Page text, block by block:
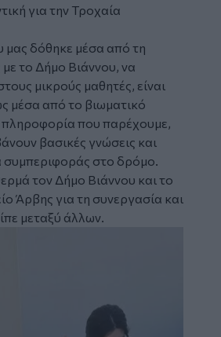
για την Τροχαία
μας δόθηκε μέσα από τη
το Δήμο Βιάννου, να
μικρούς μαθητές, είναι
μέσα από το βιωματικό
πληροφορία που παρέχουμε,
βασικές γνώσεις και
στο δρόμο.
τον Δήμο Βιάννου και το
Άρβης για τη συνεργασία και
μεταξύ άλλων.